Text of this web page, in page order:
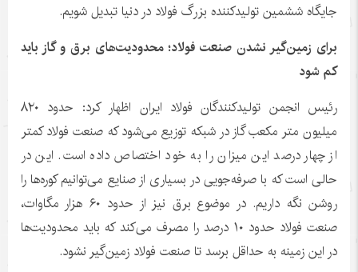
جایگاه ششمین تولیدکننده بزرگ فولاد در دنیا تبدیل شویم.
برای زمین‌گیر نشدن صنعت فولاد؛ محدودیت‌های برق و گاز باید
کم شود
رئیس انجمن تولیدکنندگان فولاد ایران اظهار کرد: حدود ۸۲۰
میلیون متر مکعب گاز در شبکه توزیع می‌شود که صنعت فولاد کمتر
از چهار درصد این میزان را به خود اختصاص داده است. این در
حالی است که با صرفه‌جویی در بسیاری از صنایع می‌توانیم کوره‌ها را
روشن نگه داریم. در موضوع برق نیز از حدود ۶۰ هزار مگاوات،
صنعت فولاد حدود ۱۰ درصد را مصرف می‌کند که باید محدودیت‌ها
در این زمینه به حداقل برسد تا صنعت فولاد زمین‌گیر نشود.